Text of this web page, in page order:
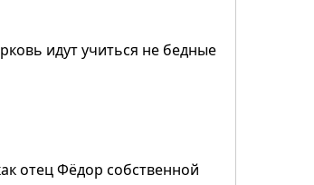
идут учиться не бедные
отец Фёдор собственной